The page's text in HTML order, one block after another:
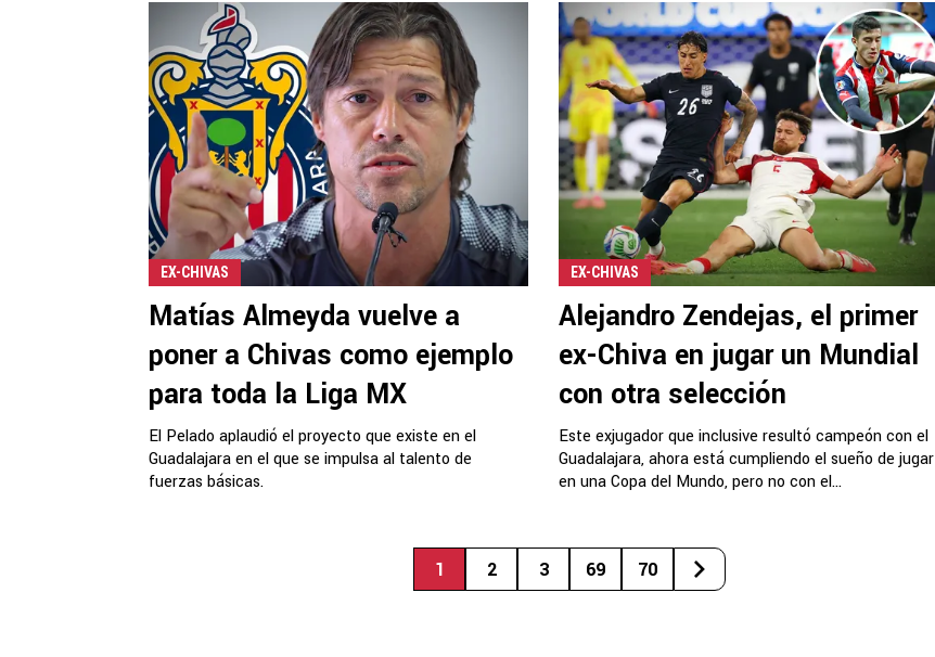
EX-CHIVAS
Matías Almeyda vuelve a
poner a Chivas como ejemplo
para toda la Liga MX
El Pelado aplaudió el proyecto que existe en el
Guadalajara en el que se impulsa al talento de
fuerzas básicas.
EX-CHIVAS
Alejandro Zendejas, el primer
ex-Chiva en jugar un Mundial
con otra selección
Este exjugador que inclusive resultó campeón con el
Guadalajara, ahora está cumpliendo el sueño de jugar
en una Copa del Mundo, pero no con el...
1 2 3 69 70